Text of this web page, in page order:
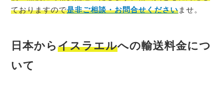
ておりますので是非ご相談・お問合せくださいませ。
日本からイスラエルへの輸送料金につ
いて